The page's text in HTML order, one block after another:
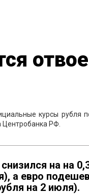
курсы
РФ.
на на
а евро
на 2 июля).